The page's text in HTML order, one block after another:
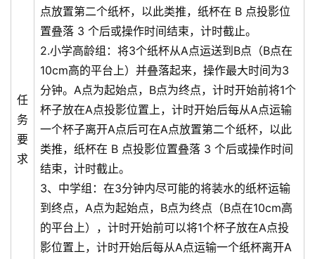
证
书
查
询
任
务
要
求
点放置第二个纸杯，以此类推，纸杯在 B 点投影位
置叠落 3 个后或操作时间结束，计时截止。
2.小学高龄组：将3个纸杯从A点运送到B点（B点在
10cm高的平台上）并叠落起来，操作最大时间为3
分钟。A点为起始点，B点为终点，计时开始前将1个
杯子放在A点投影位置上，计时开始后每从A点运输
一个杯子离开A点后可在A点放置第二个纸杯，以此
类推，纸杯在 B 点投影位置叠落 3 个后或操作时间
结束，计时截止。
3、中学组：在3分钟内尽可能的将装水的纸杯运输
到终点，A点为起始点，B点为终点（B点在10cm高
的平台上），计时开始前可以将1个杯子放在A点投
影位置上，计时开始后每从A点运输一个纸杯离开A